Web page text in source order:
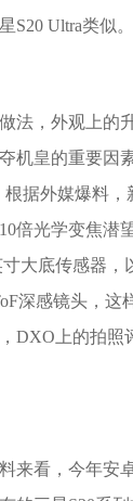
S20 Ultra类似。
法，外观上的
机皇的重要因
根据外媒爆料
倍光学变焦潜
大底传感器，
深感镜头，这
DXO上的拍照
来看，今年安